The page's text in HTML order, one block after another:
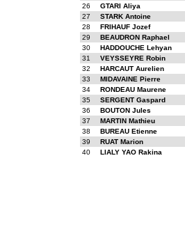
26
GTARI Aliya
27
STARK Antoine
28
FRIHAUF Jozef
29
BEAUDRON Raphael
30
HADDOUCHE Lehyan
31
VEYSSEYRE Robin
32
HARCAUT Aurelien
33
MIDAVAINE Pierre
34
RONDEAU Maurene
35
SERGENT Gaspard
36
BOUTON Jules
37
MARTIN Mathieu
38
BUREAU Etienne
39
RUAT Marion
40
LIALY YAO Rakina